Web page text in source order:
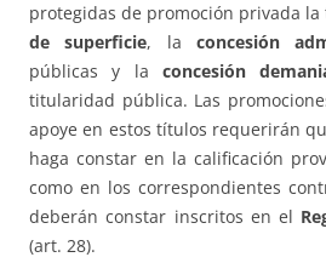
protegidas de promoción privada
de superficie, laconcesión
públicas y la concesión
titularidad pública. Las
apoye en estos títulos requerirán
haga constar en la calificación
como en los correspondientes
deberán constar inscritos en el
(art. 28).